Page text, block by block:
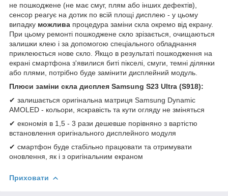
не пошкоджене (не має смуг, плям або інших дефектів),
сенсор реагує на дотик по всій площі дисплею - у цьому
випадку можлива процедура заміни скла окремо від екрану.
При цьому ремонті пошкоджене скло зрізається, очищаються
залишки клею і за допомогою спеціального обладнання
приклеюється нове скло. Якщо в результаті пошкодження на
екрані смартфона з'явилися биті пікселі, смуги, темні ділянки
або плями, потрібно буде замінити дисплейний модуль.
Плюси заміни скла дисплея Samsung S23 Ultra (S918):
✔ залишається оригінальна матриця Samsung Dynamic
AMOLED - кольори, яскравість та кути огляду не зміняться
✔ економія в 1,5 - 3 рази дешевше порівняно з вартістю
встановлення оригінального дисплейного модуля
✔ смартфон буде стабільно працювати та отримувати
оновлення, як і з оригінальним екраном
Приховати